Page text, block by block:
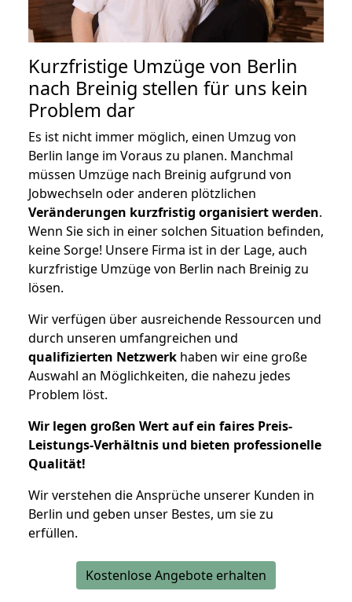
Kurzfristige Umzüge von Berlin
nach Breinig stellen für uns kein
Problem dar
Es ist nicht immer möglich, einen Umzug von
Berlin lange im Voraus zu planen. Manchmal
müssen Umzüge nach Breinig aufgrund von
Jobwechseln oder anderen plötzlichen
Veränderungen kurzfristig organisiert werden.
Wenn Sie sich in einer solchen Situation befinden,
keine Sorge! Unsere Firma ist in der Lage, auch
kurzfristige Umzüge von Berlin nach Breinig zu
lösen.
Wir verfügen über ausreichende Ressourcen und
durch unseren umfangreichen und
qualifizierten Netzwerk haben wir eine große
Auswahl an Möglichkeiten, die nahezu jedes
Problem löst.
Wir legen großen Wert auf ein faires Preis-
Leistungs-Verhältnis und bieten professionelle
Qualität!
Wir verstehen die Ansprüche unserer Kunden in
Berlin und geben unser Bestes, um sie zu
erfüllen.
Kostenlose Angebote erhalten